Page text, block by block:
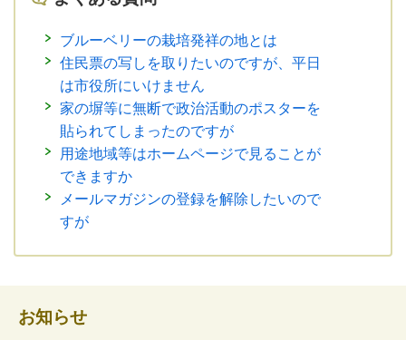
ブルーベリーの栽培発祥の地とは
住民票の写しを取りたいのですが、平日
は市役所にいけません
家の塀等に無断で政治活動のポスターを
貼られてしまったのですが
用途地域等はホームページで見ることが
できますか
メールマガジンの登録を解除したいので
すが
お知らせ